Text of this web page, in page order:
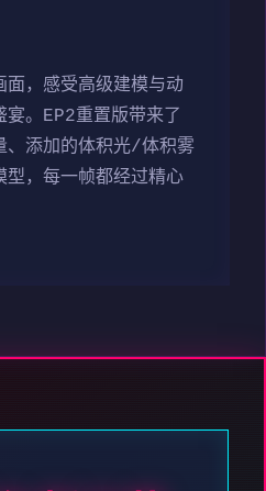
面，感受高级建模与动
。EP2重置版带来了
、添加的体积光/体积雾
型，每一帧都经过精心